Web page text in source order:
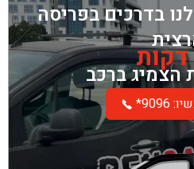
בדרכים בפריסה
הצמיג ברכב
9096